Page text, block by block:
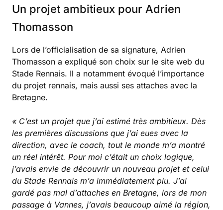
Un projet ambitieux pour Adrien
Thomasson
Lors de l’officialisation de sa signature, Adrien
Thomasson a expliqué son choix sur le site web du
Stade Rennais. Il a notamment évoqué l’importance
du projet rennais, mais aussi ses attaches avec la
Bretagne.
« C’est un projet que j’ai estimé très ambitieux. Dès
les premières discussions que j’ai eues avec la
direction, avec le coach, tout le monde m’a montré
un réel intérêt. Pour moi c’était un choix logique,
j’avais envie de découvrir un nouveau projet et celui
du Stade Rennais m’a immédiatement plu. J’ai
gardé pas mal d’attaches en Bretagne, lors de mon
passage à Vannes, j’avais beaucoup aimé la région,